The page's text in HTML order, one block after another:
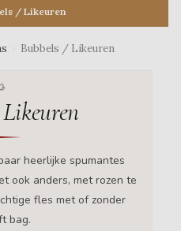
/ Likeuren
Bubbels / Likeuren
heerlijke spumantes
ook anders, met rozen te
fles met of zonder
bag.